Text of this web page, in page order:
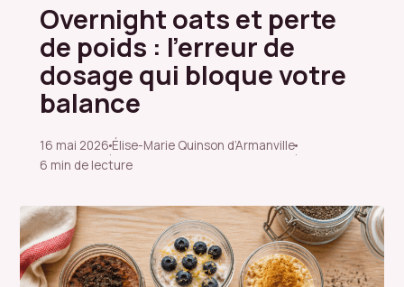
Overnight oats et perte
de poids : l’erreur de
dosage qui bloque votre
balance
16 mai 2026
·
Élise-Marie Quinson d’Armanville
·
6 min de lecture